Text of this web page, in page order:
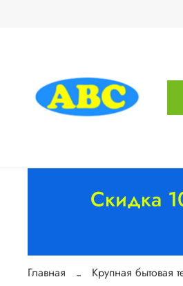
Скидка
Главная Крупная бытовая